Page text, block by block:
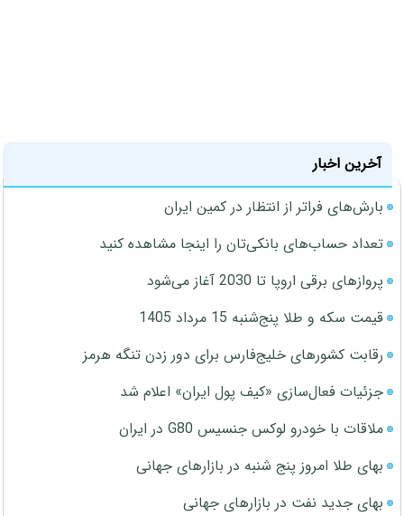
آخرین اخبار
بارش‌های فراتر از انتظار در کمین ایران
تعداد حساب‌های بانکی‌تان را اینجا مشاهده کنید
پروازهای برقی اروپا تا 2030 آغاز می‌شود
قیمت سکه و طلا پنج‌شنبه 15 مرداد 1405
رقابت کشورهای خلیج‌فارس برای دور زدن تنگه هرمز
جزئیات فعال‌سازی «کیف پول ایران» اعلام شد
ملاقات با خودرو لوکس جنسیس G80 در ایران
بهای طلا امروز پنج شنبه در بازارهای جهانی
بهای جدید نفت در بازارهای جهانی